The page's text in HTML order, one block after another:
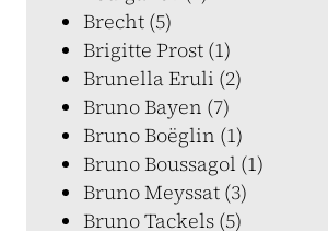
Brecht (5)
Brigitte Prost (1)
Brunella Eruli (2)
Bruno Bayen (7)
Bruno Boëglin (1)
Bruno Boussagol (1)
Bruno Meyssat (3)
Bruno Tackels (5)